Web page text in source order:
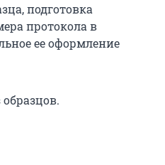
подготовка
протокола в
ее оформление